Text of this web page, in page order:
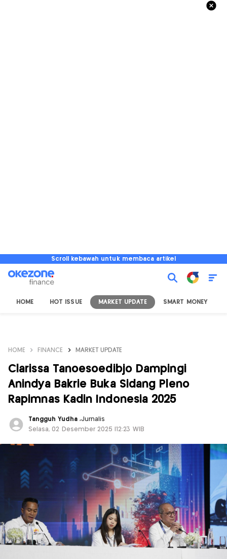
Scroll kebawah untuk membaca artikel
HOME HOT ISSUE MARKET UPDATE SMART MONEY
HOME FINANCE MARKET UPDATE
Clarissa Tanoesoedibjo Dampingi
Anindya Bakrie Buka Sidang Pleno
Rapimnas Kadin Indonesia 2025
Tangguh Yudha ,Jurnalis
Selasa, 02 Desember 2025 |12:23 WIB